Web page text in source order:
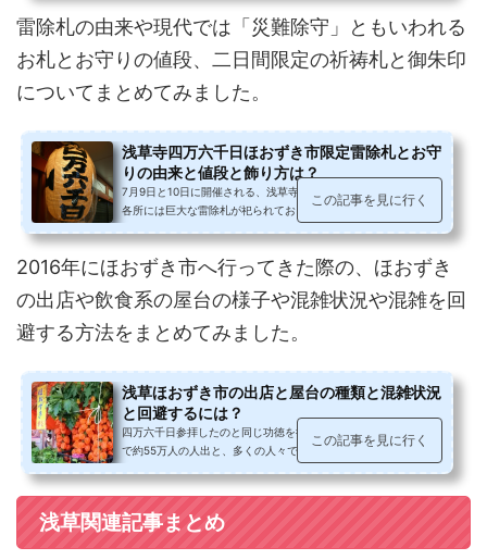
雷除札の由来や現代では「災難除守」ともいわれる
お札とお守りの値段、二日間限定の祈祷札と御朱印
についてまとめてみました。
浅草寺四万六千日ほおずき市限定雷除札とお守
りの由来と値段と飾り方は？
7月9日と10日に開催される、浅草寺四万六千日ほおずき市。境内
各所には巨大な雷除札が祀られており、この二日間は限定の御札
この記事を見に行く
2016年にほおずき市へ行ってきた際の、ほおずき
の出店や飲食系の屋台の様子や混雑状況や混雑を回
避する方法をまとめてみました。
浅草ほおずき市の出店と屋台の種類と混雑状況
と回避するには？
四万六千日参拝したのと同じ功徳を得られると伝えられ、2日間
で約55万人の人出と、多くの人々で賑わう浅草ほおずき市。ほお
この記事を見に行く
浅草関連記事まとめ